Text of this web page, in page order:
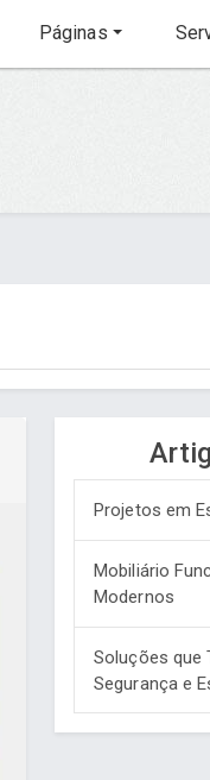
Páginas
Projetos em
Mobiliário
Modernos
Soluções que
Segurança e